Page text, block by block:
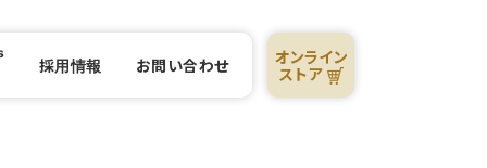
採用情報 お問い合わせ
オンライン
ストア